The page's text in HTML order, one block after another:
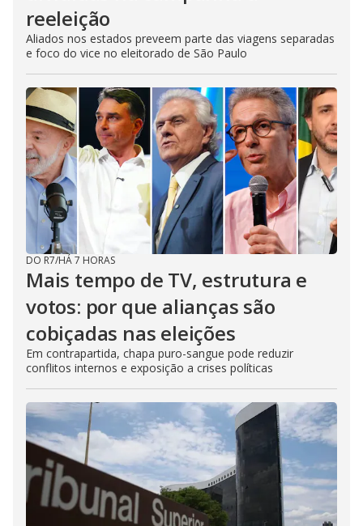
reeleição
Aliados nos estados preveem parte das viagens separadas
e foco do vice no eleitorado de São Paulo
DO R7/HÁ 7 HORAS
Mais tempo de TV, estrutura e
votos: por que alianças são
cobiçadas nas eleições
Em contrapartida, chapa puro-sangue pode reduzir
conflitos internos e exposição a crises políticas